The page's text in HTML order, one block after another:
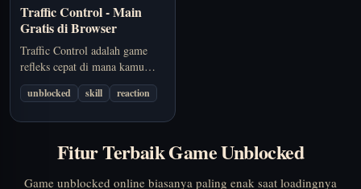
Traffic Control - Main
Gratis di Browser
Traffic Control adalah game
refleks cepat di mana kamu
mengatur persimpangan,
mencegah tabrakan, dan
tanpa download.
unblocked skill reaction
Fitur Terbaik Game Unblocked
Game unblocked online biasanya paling enak saat loadingnya